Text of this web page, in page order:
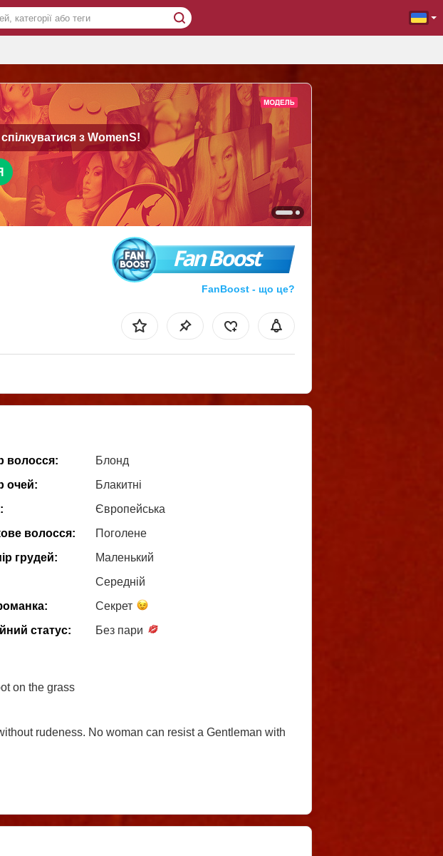
з WomenS!
Fan Boost
FanBoost - що це?
волосся:
Блонд
очей:
Блакитні
Європейська
волосся:
Поголене
грудей:
Маленький
Середній
Секрет
статус:
Без пари
on the grass
rudeness. No woman can resist a Gentleman with